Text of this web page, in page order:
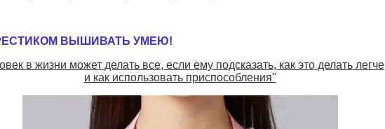
ВЫШИВАТЬ УМЕЮ!
в жизни может делать все, если ему подсказать, как это делать легче
и как использовать приспособления"